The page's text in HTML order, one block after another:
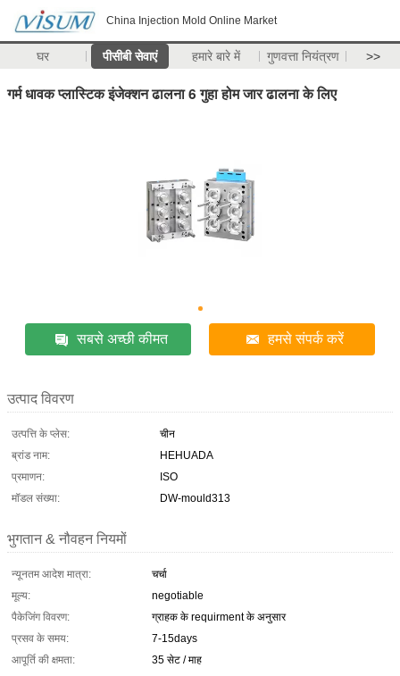
China Injection Mold Online Market
घर पीसीबी सेवाएं हमारे बारे में गुणवत्ता नियंत्रण >>
गर्म धावक प्लास्टिक इंजेक्शन ढालना 6 गुहा होम जार ढालना के लिए
सबसे अच्छी कीमत हमसे संपर्क करें
उत्पाद विवरण
उत्पत्ति के प्लेस:
चीन
ब्रांड नाम:
HEHUADA
प्रमाणन:
ISO
मॉडल संख्या:
DW-mould313
भुगतान & नौवहन नियमों
न्यूनतम आदेश मात्रा:
चर्चा
मूल्य:
negotiable
पैकेजिंग विवरण:
ग्राहक के requirment के अनुसार
प्रसव के समय:
7-15days
आपूर्ति की क्षमता:
35 सेट / माह